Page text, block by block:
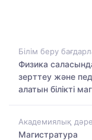
Білім беру
Физика
зерттеу және
алатын білікті
Академиялық
Магистратура